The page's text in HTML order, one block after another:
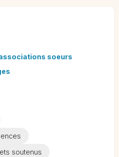
soeurs
soutenus